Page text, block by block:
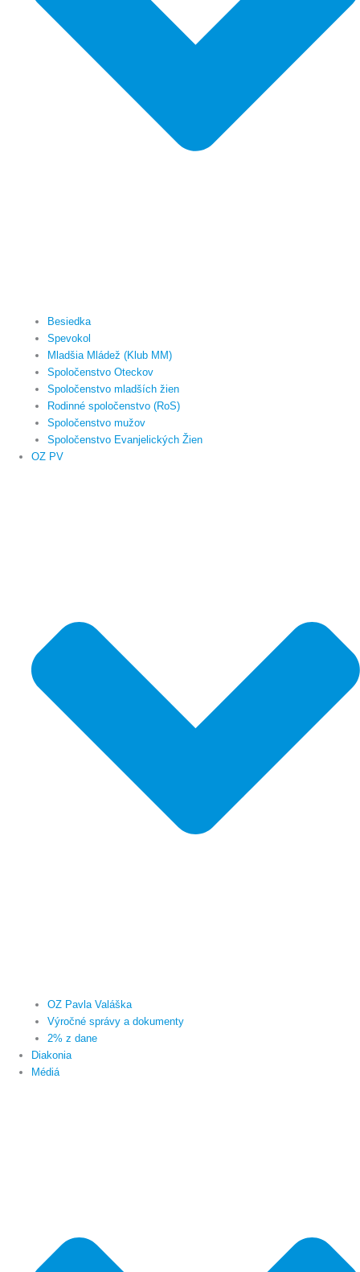
Besiedka
Spevokol
Mladšia Mládež (Klub MM)
Spoločenstvo Oteckov
Spoločenstvo mladších žien
Rodinné spoločenstvo (RoS)
Spoločenstvo mužov
Spoločenstvo Evanjelických Žien
OZ PV
OZ Pavla Valáška
Výročné správy a dokumenty
2% z dane
Diakonia
Médiá